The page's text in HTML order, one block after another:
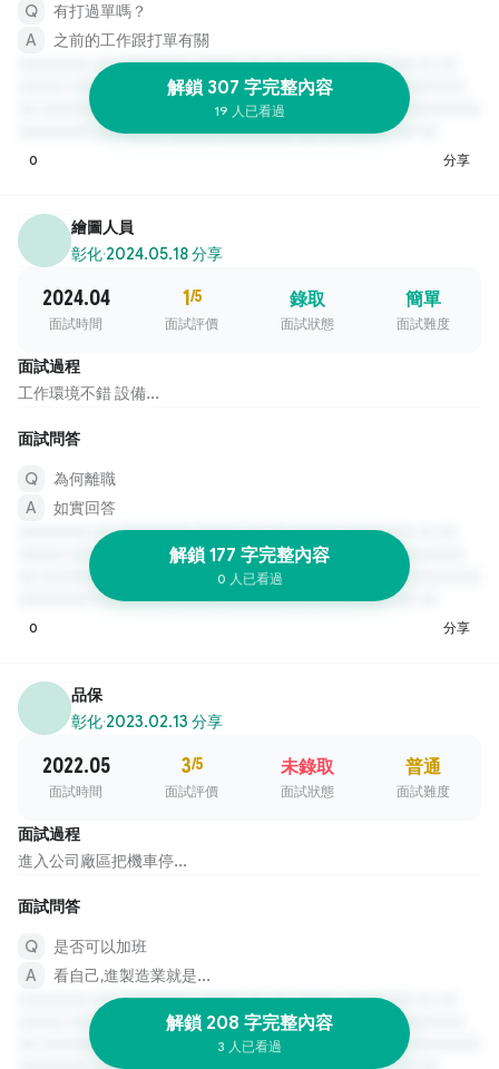
有打過單嗎？
之前的工作跟打單有關
解鎖 307 字完整內容
19 人已看過
0 分享
繪圖人員
彰化·2024.05.18 分享
2024.04
面試時間
1/5
面試評價
錄取
面試狀態
簡單
面試難度
面試過程
工作環境不錯 設備...
面試問答
為何離職
如實回答
解鎖 177 字完整內容
0 人已看過
0 分享
品保
彰化·2023.02.13 分享
2022.05
面試時間
3/5
面試評價
未錄取
面試狀態
普通
面試難度
面試過程
進入公司廠區把機車停...
面試問答
是否可以加班
看自己,進製造業就是...
解鎖 208 字完整內容
3 人已看過